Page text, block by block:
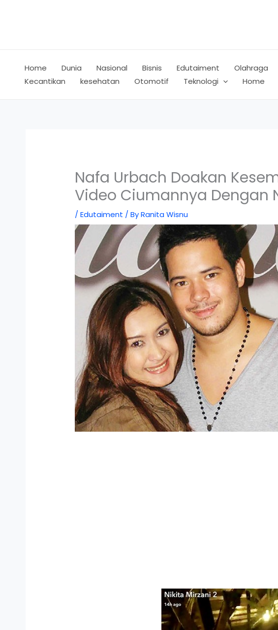
Home Dunia Nasional Bisnis Edutaiment Olahraga
Kecantikan
kesehatan Otomotif Teknologi Home
Nafa Urbach Doakan
Video Ciumannya Dengan
/Edutaiment / ByRanita Wisnu